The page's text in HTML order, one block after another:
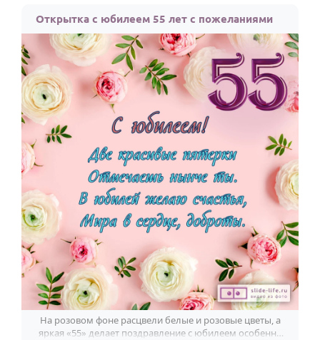
Открытка с юбилеем 55 лет с пожеланиями
На розовом фоне расцвели белые и розовые цветы, а
яркая «55» делает поздравление с юбилеем особенно